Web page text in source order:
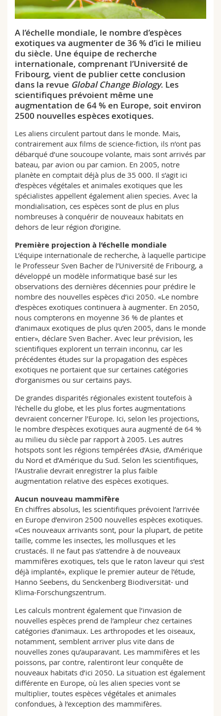
Sciences et médecine
Interfacultaire
Collaborateurs
Doctorants
Webmail
Programme des cours
MyUnifr
A l’échelle mondiale, le nombre d’espèces
exotiques va augmenter de 36 % d’ici le milieu
du siècle. Une équipe de recherche
internationale, comprenant l’Université de
Fribourg, vient de publier cette conclusion
dans la revue Global Change Biology. Les
scientifiques prévoient même une
augmentation de 64 % en Europe, soit environ
2500 nouvelles espèces exotiques.
Les aliens circulent partout dans le monde. Mais,
contrairement aux films de science-fiction, ils n’ont pas
débarqué d’une soucoupe volante, mais sont arrivés par
bateau, par avion ou par camion. En 2005, notre
planète en comptait déjà plus de 35 000. Il s’agit ici
d’espèces végétales et animales exotiques que les
spécialistes appellent également alien species. Avec la
mondialisation, ces espèces sont de plus en plus
nombreuses à conquérir de nouveaux habitats en
dehors de leur région d’origine.
Première projection à l’échelle mondiale
L’équipe internationale de recherche, à laquelle participe
le Professeur Sven Bacher de l’Université de Fribourg, a
développé un modèle informatique basé sur les
observations des dernières décennies pour prédire le
nombre des nouvelles espèces d’ici 2050. «Le nombre
d’espèces exotiques continuera à augmenter. En 2050,
nous compterons en moyenne 36 % de plantes et
d’animaux exotiques de plus qu’en 2005, dans le monde
entier», déclare Sven Bacher. Avec leur prévision, les
scientifiques explorent un terrain inconnu, car les
précédentes études sur la propagation des espèces
exotiques ne portaient que sur certaines catégories
d’organismes ou sur certains pays.
De grandes disparités régionales existent toutefois à
l’échelle du globe, et les plus fortes augmentations
devraient concerner l’Europe. Ici, selon les projections,
le nombre d’espèces exotiques aura augmenté de 64 %
au milieu du siècle par rapport à 2005. Les autres
hotspots sont les régions tempérées d’Asie, d’Amérique
du Nord et d’Amérique du Sud. Selon les scientifiques,
l’Australie devrait enregistrer la plus faible
augmentation relative des espèces exotiques.
Aucun nouveau mammifère
En chiffres absolus, les scientifiques prévoient l’arrivée
en Europe d’environ 2500 nouvelles espèces exotiques.
«Ces nouveaux arrivants sont, pour la plupart, de petite
taille, comme les insectes, les mollusques et les
crustacés. Il ne faut pas s’attendre à de nouveaux
mammifères exotiques, tels que le raton laveur qui s’est
déjà implanté», explique le premier auteur de l’étude,
Hanno Seebens, du Senckenberg Biodiversität- und
Klima-Forschungszentrum.
Les calculs montrent également que l’invasion de
nouvelles espèces prend de l’ampleur chez certaines
catégories d’animaux. Les arthropodes et les oiseaux,
notamment, semblent arriver plus vite dans de
nouvelles zones qu’auparavant. Les mammifères et les
poissons, par contre, ralentiront leur conquête de
nouveaux habitats d’ici 2050. La situation est également
différente en Europe, où les alien species vont se
multiplier, toutes espèces végétales et animales
confondues, à l’exception des mammifères.